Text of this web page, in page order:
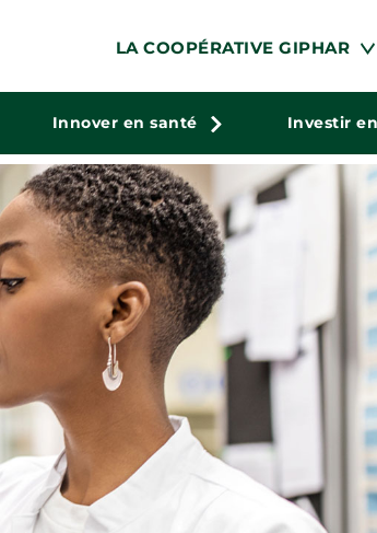
Innover en santé Investir
LA COOPÉRATIVE GIPHAR